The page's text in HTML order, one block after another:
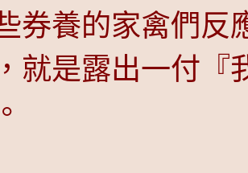
券養的家禽們反
就是露出一付『